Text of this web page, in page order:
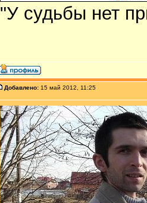
"У судьбы нет
Добавлено: 15 май 2012, 11:25